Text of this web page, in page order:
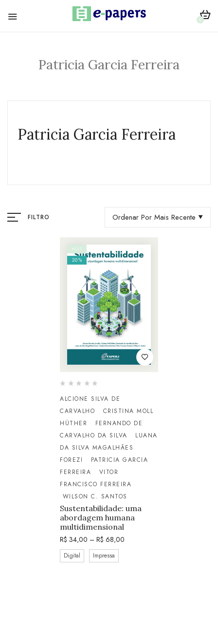
0
Patricia Garcia Ferreira
Patricia Garcia Ferreira
FILTRO Ordenar Por Mais Recente
HOT
20%
ALCIONE SILVA DE
CARVALHO
CRISTINA MOLL
HÜTHER
FERNANDO DE
CARVALHO DA SILVA
LUANA
DA SILVA MAGALHÃES
FOREZI
PATRICIA GARCIA
FERREIRA
VITOR
FRANCISCO FERREIRA
WILSON C. SANTOS
Sustentabilidade: uma
abordagem humana
multidimensional
R$ 34,00 – R$ 68,00
Digital Impressa